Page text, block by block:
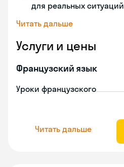
для реальных ситуаций
Читать дальше
Услуги и цены
Французский язык
Уроки французского
Читать дальше